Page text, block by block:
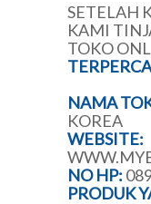
SETELAH
KAMI
TOKO
NAMA
KOREA
WEBSITE:
NO HP:
PRODUK